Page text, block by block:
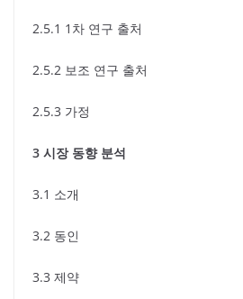
2.5.1 1차 연구 출처
2.5.2 보조 연구 출처
2.5.3 가정
3 시장 동향 분석
3.1 소개
3.2 동인
3.3 제약